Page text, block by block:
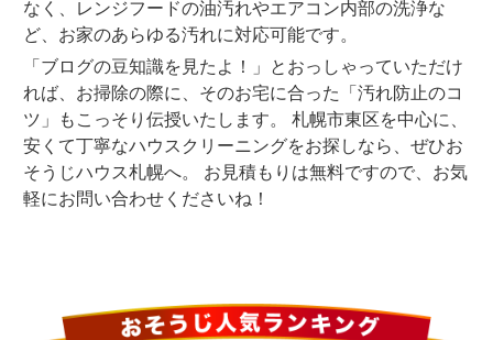
なく、レンジフードの油汚れやエアコン内部の洗浄な
ど、お家のあらゆる汚れに対応可能です。
「ブログの豆知識を見たよ！」とおっしゃっていただけ
れば、お掃除の際に、そのお宅に合った「汚れ防止のコ
ツ」もこっそり伝授いたします。 札幌市東区を中心に、
安くて丁寧なハウスクリーニングをお探しなら、ぜひお
そうじハウス札幌へ。 お見積もりは無料ですので、お気
軽にお問い合わせくださいね！